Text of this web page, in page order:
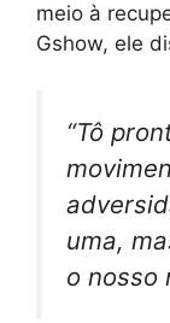
meio à
Gshow, ele
“Tô
uma,
o nosso